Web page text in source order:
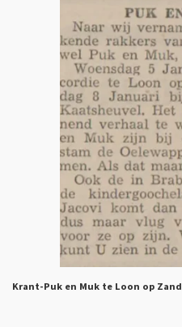
Krant-Puk en Muk te Loon op Zand